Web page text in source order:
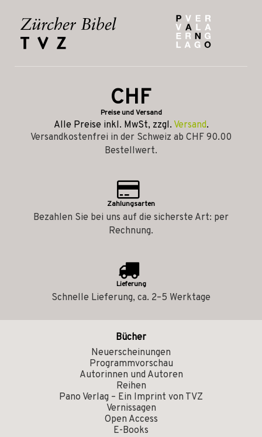
CHF
Preise und Versand
Alle Preise inkl. MwSt, zzgl. Versand.
Versandkostenfrei in der Schweiz ab CHF 90.00
Bestellwert.
Zahlungsarten
Bezahlen Sie bei uns auf die sicherste Art: per
Rechnung.
Lieferung
Schnelle Lieferung, ca. 2–5 Werktage
Bücher
Neuerscheinungen
Programmvorschau
Autorinnen und Autoren
Reihen
Pano Verlag – Ein Imprint von TVZ
Vernissagen
Open Access
E-Books